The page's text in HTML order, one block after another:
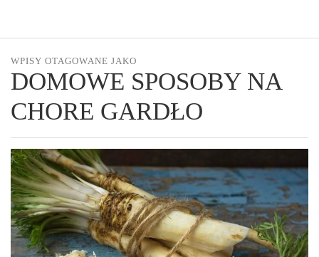
WPISY OTAGOWANE JAKO
DOMOWE SPOSOBY NA
CHORE GARDŁO